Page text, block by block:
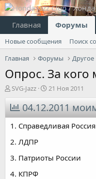
Главная Форумы
Новые сообщения
Поиск
Главная
Форумы Другое
Опрос. За кого
А
в
т
о
р
т
е
ы
SVG-Jazz
Д
а
т
а
н
а
л
21 Ноя 2011
04.12.2011
1. Справедливая Россия
2. ЛДПР
3. Патриоты России
4. КПРФ